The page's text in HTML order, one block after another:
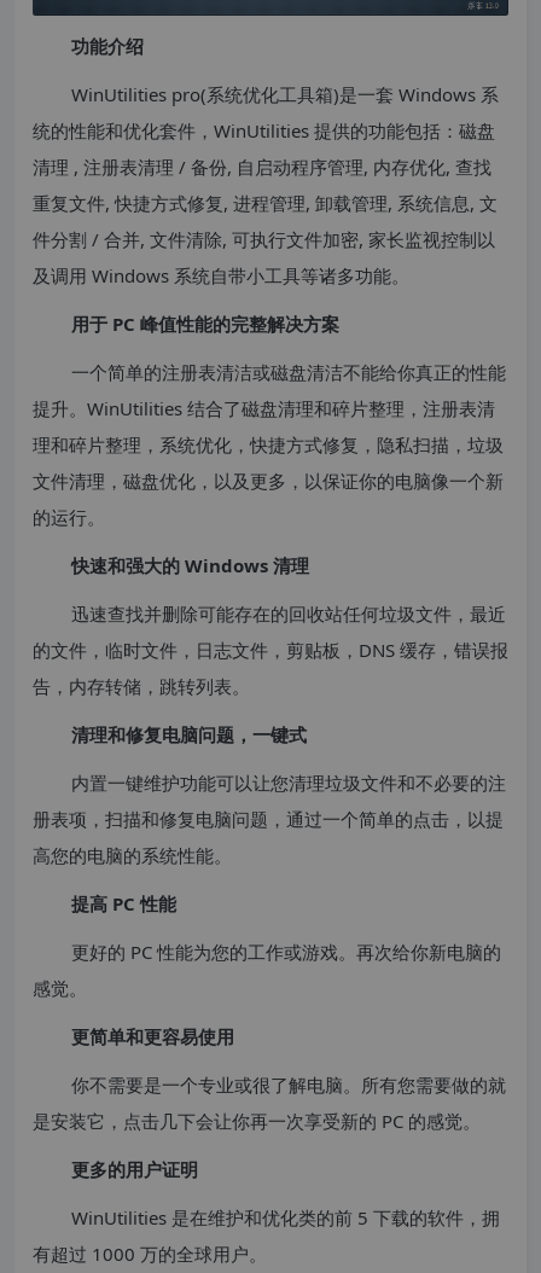
功能介绍
WinUtilities pro(系统优化工具箱)是一套 Windows 系
统的性能和优化套件，WinUtilities 提供的功能包括：磁盘
清理 , 注册表清理 / 备份, 自启动程序管理, 内存优化, 查找
重复文件, 快捷方式修复, 进程管理, 卸载管理, 系统信息, 文
件分割 / 合并, 文件清除, 可执行文件加密, 家长监视控制以
及调用 Windows 系统自带小工具等诸多功能。
用于 PC 峰值性能的完整解决方案
一个简单的注册表清洁或磁盘清洁不能给你真正的性能
提升。WinUtilities 结合了磁盘清理和碎片整理，注册表清
理和碎片整理，系统优化，快捷方式修复，隐私扫描，垃圾
文件清理，磁盘优化，以及更多，以保证你的电脑像一个新
的运行。
快速和强大的 Windows 清理
迅速查找并删除可能存在的回收站任何垃圾文件，最近
的文件，临时文件，日志文件，剪贴板，DNS 缓存，错误报
告，内存转储，跳转列表。
清理和修复电脑问题，一键式
内置一键维护功能可以让您清理垃圾文件和不必要的注
册表项，扫描和修复电脑问题，通过一个简单的点击，以提
高您的电脑的系统性能。
提高 PC 性能
更好的 PC 性能为您的工作或游戏。再次给你新电脑的
感觉。
更简单和更容易使用
你不需要是一个专业或很了解电脑。所有您需要做的就
是安装它，点击几下会让你再一次享受新的 PC 的感觉。
更多的用户证明
WinUtilities 是在维护和优化类的前 5 下载的软件，拥
有超过 1000 万的全球用户。